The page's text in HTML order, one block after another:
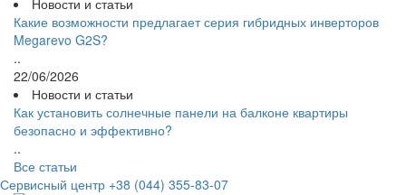
Новости и статьи
Какие возможности предлагает серия гибридных инверторов
Megarevo G2S?
..
22/06/2026
Новости и статьи
Как установить солнечные панели на балконе квартиры
безопасно и эффективно?
..
Все статьи
Сервисный центр +38 (044) 355-83-07